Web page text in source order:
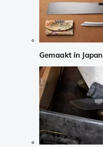
Gemaakt in Japan